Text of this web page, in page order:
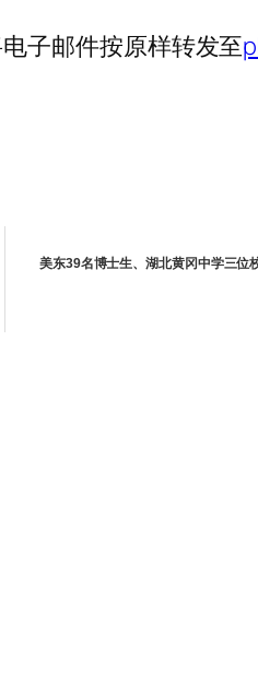
子邮件按原样转发至
美东39名博士生、湖北黄冈中学三位